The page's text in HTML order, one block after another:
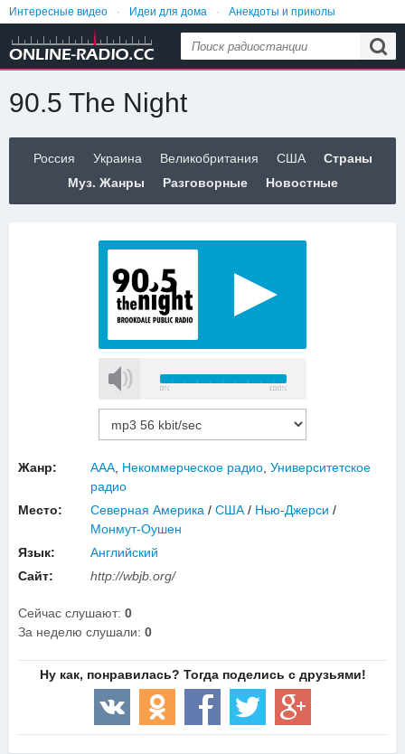
Интересные видео Идеи для дома
Анекдоты и приколы
Еда и рецепты
Лайфхаки Женский сайт №1
90.5 The Night
Россия Украина Великобритания США
Страны
Муз. Жанры
Разговорные Новостные
Жанр: AAA Некоммерческое радио Университетское
радио
Место:
Северная Америка / США / Нью-Джерси /
Монмут-Оушeн
Язык:
Английский
Сайт:
http://wbjb.org/
Сейчас слушают: 0
За неделю слушали: 0